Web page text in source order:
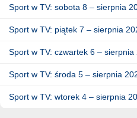
Sport w TV: sobota 8 – sierpnia
Sport w TV: piątek 7 – sierpnia
Sport w TV: czwartek 6 – sierpnia
Sport w TV: środa 5 – sierpnia
Sport w TV: wtorek 4 – sierpnia